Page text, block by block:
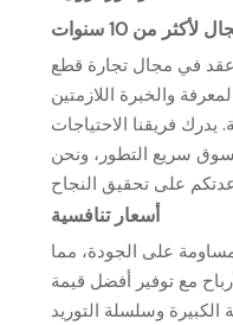
من 10 سنوات
عقد في مجال تجارة قطع
والخبرة اللازمتين
يدرك فريقنا الاحتياجات
سريع التطور، ونحن
أسعار تنافسية
على الجودة، مما
مع توفير أفضل قيمة
الكبيرة وسلسلة التوريد